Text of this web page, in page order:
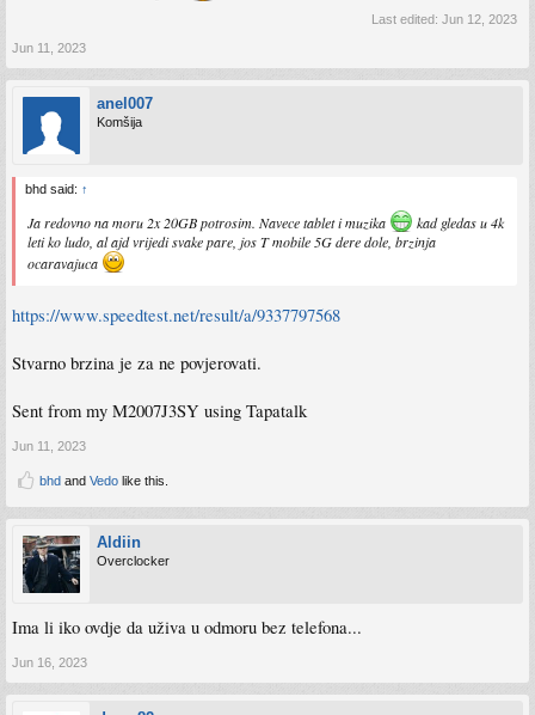
Last edited: Jun 12, 2023
Jun 11, 2023
anel007
Komšija
bhd said: ↑
Ja redovno na moru 2x 20GB potrosim. Navece tablet i muzika
kad gledas u 4k
leti ko ludo, al ajd vrijedi svake pare, jos T mobile 5G dere dole, brzinja
ocaravajuca
https://www.speedtest.net/result/a/9337797568
Stvarno brzina je za ne povjerovati.
Sent from my M2007J3SY using Tapatalk
Jun 11, 2023
bhd and Vedo like this.
Aldiin
Overclocker
Ima li iko ovdje da uživa u odmoru bez telefona...
Jun 16, 2023